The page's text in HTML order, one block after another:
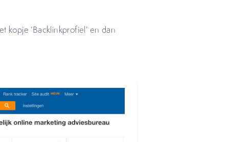
kopje ‘Backlinkprofiel’ en dan